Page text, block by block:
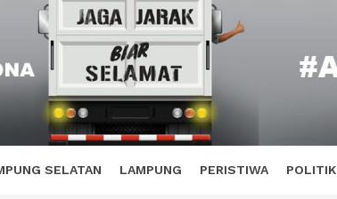
SELATAN LAMPUNG PERISTIWA POLITIK